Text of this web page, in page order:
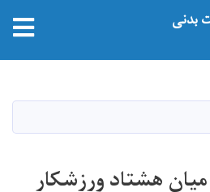
content
بدنی
هشتاد ورزشکار